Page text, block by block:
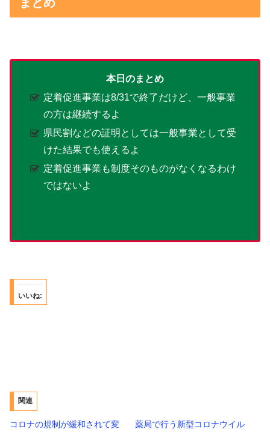
まとめ
本日のまとめ
定着促進事業は8/31で終了だけど、一般事業
の方は継続するよ
県民割などの証明としては一般事業として受
けた結果でも使えるよ
定着促進事業も制度そのものがなくなるわけ
ではないよ
いいね:
関連
コロナの規制が緩和されて変
薬局で行う新型コロナウイル